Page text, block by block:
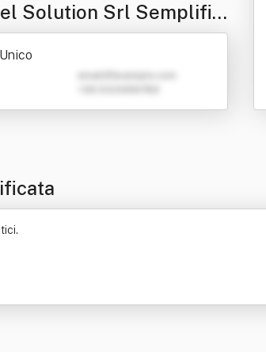
Solution Srl Semplific